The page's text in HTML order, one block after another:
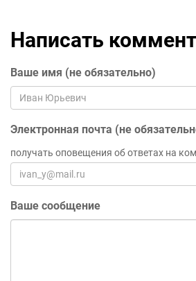
Написать
Ваше имя (не обязательно)
Электронная почта (не
получать оповещения об ответах на
Ваше сообщение